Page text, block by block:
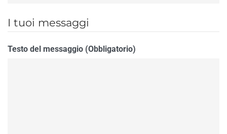
I tuoi messaggi
Testo del messaggio (Obbligatorio)